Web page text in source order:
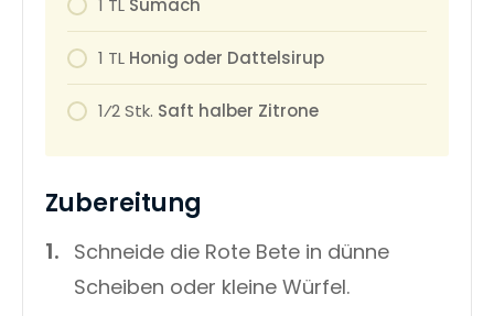
1 TL Sumach
1 TL Honig oder Dattelsirup
1⁄2Stk. Saft halber Zitrone
Zubereitung
Schneide die Rote Bete in dünne
Scheiben oder kleine Würfel.